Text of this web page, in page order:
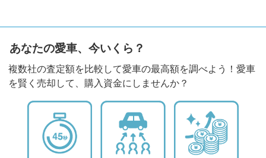
あなたの愛車、今いくら？
複数社の査定額を比較して愛車の最高額を調べよう！愛車
を賢く売却して、購入資金にしませんか？